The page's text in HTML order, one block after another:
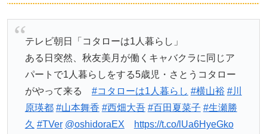
テレビ朝日「コタローは1人暮らし」
ある日突然、秋友美月が働くキャバクラに同じア
パートで1人暮らしをする5歳児・さとうコタロー
がやって来る #コタローは1人暮らし #横山裕 #川
原瑛都 #山本舞香 #西畑大吾 #百田夏菜子 #生瀬勝
久 #TVer @oshidoraEX https://t.co/lUa6HyeGko